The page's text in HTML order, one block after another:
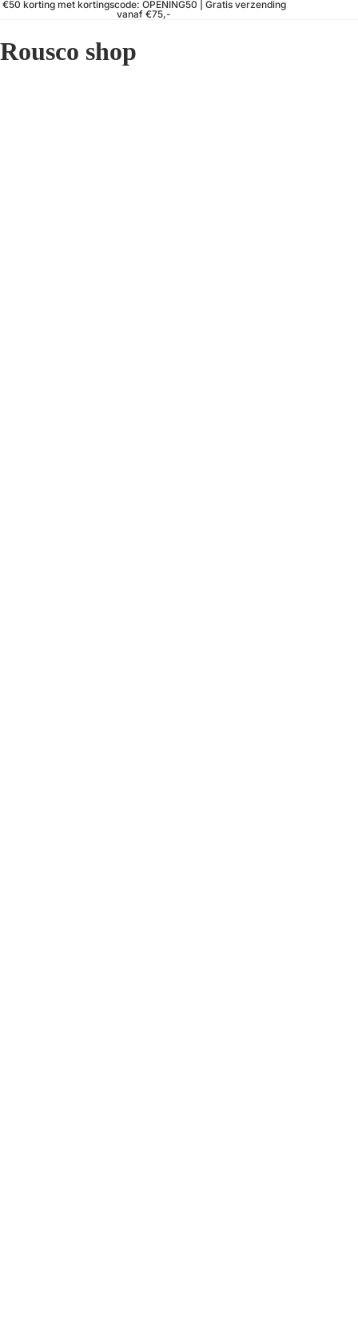
€50 korting met kortingscode: OPENING50 | Gratis verzending
vanaf €75,-
Rousco shop